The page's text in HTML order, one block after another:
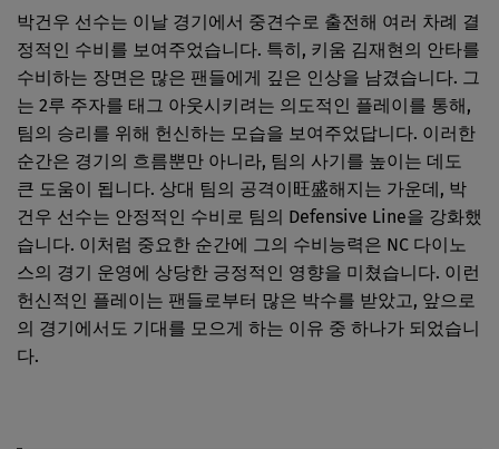
박건우 선수는 이날 경기에서 중견수로 출전해 여러 차례 결
정적인 수비를 보여주었습니다. 특히, 키움 김재현의 안타를
수비하는 장면은 많은 팬들에게 깊은 인상을 남겼습니다. 그
는 2루 주자를 태그 아웃시키려는 의도적인 플레이를 통해,
팀의 승리를 위해 헌신하는 모습을 보여주었답니다. 이러한
순간은 경기의 흐름뿐만 아니라, 팀의 사기를 높이는 데도
큰 도움이 됩니다. 상대 팀의 공격이旺盛해지는 가운데, 박
건우 선수는 안정적인 수비로 팀의 Defensive Line을 강화했
습니다. 이처럼 중요한 순간에 그의 수비능력은 NC 다이노
스의 경기 운영에 상당한 긍정적인 영향을 미쳤습니다. 이런
헌신적인 플레이는 팬들로부터 많은 박수를 받았고, 앞으로
의 경기에서도 기대를 모으게 하는 이유 중 하나가 되었습니
다.